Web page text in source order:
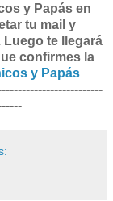
y Papás en
tu mail y
Luego te llegará
confirmes la
y Papás